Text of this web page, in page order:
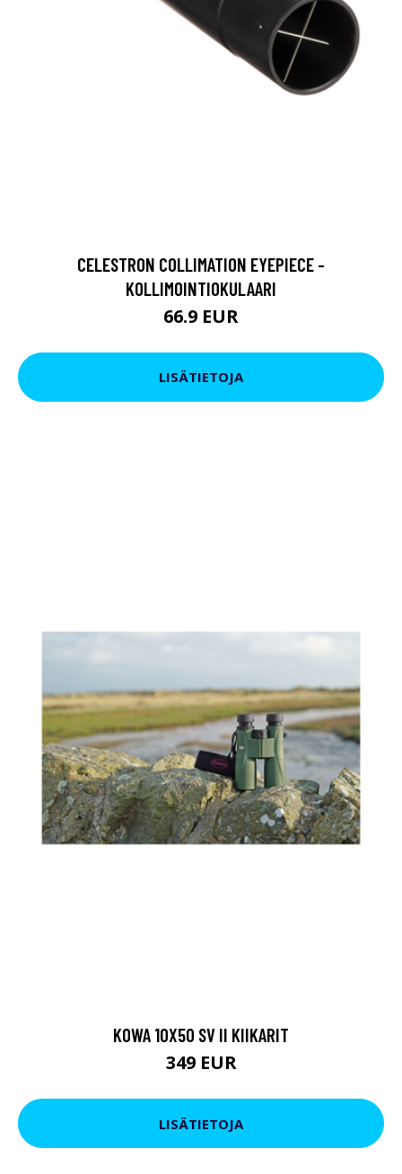
CELESTRON COLLIMATION EYEPIECE -
KOLLIMOINTIOKULAARI
66.9 EUR
LISÄTIETOJA
KOWA 10X50 SV II KIIKARIT
349 EUR
LISÄTIETOJA